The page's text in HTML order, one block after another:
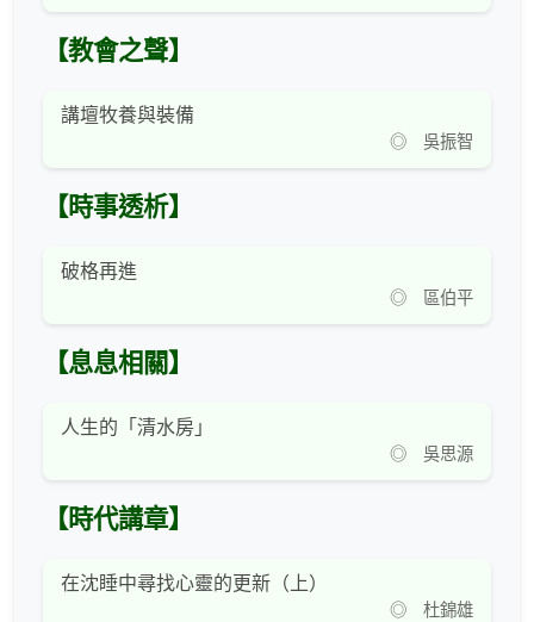
【教會之聲】
講壇牧養與裝備
◎ 吳振智
【時事透析】
破格再進
◎ 區伯平
【息息相關】
人生的「清水房」
◎ 吳思源
【時代講章】
在沈睡中尋找心靈的更新（上）
◎ 杜錦雄